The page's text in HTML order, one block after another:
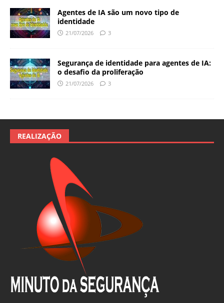
Agentes de IA são um novo tipo de
identidade
21/07/2026 3
Segurança de identidade para agentes de IA:
o desafio da proliferação
21/07/2026 3
REALIZAÇÃO